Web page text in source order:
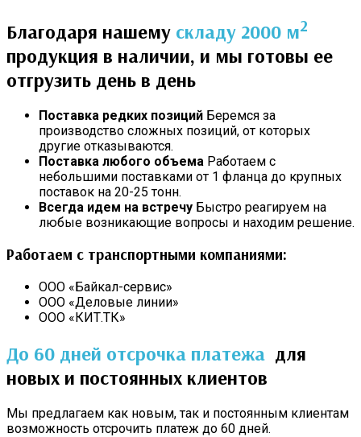
Благодаря нашему складу 2000 м2
продукция в наличии, и мы готовы ее
отгрузить день в день
Поставка редких позиций Беремся за
производство сложных позиций, от которых
другие отказываются.
Поставка любого объема Работаем с
небольшими поставками от 1 фланца до крупных
поставок на 20-25 тонн.
Всегда идем на встречу Быстро реагируем на
любые возникающие вопросы и находим решение.
Работаем с транспортными компаниями:
ООО «Байкал-сервис»
ООО «Деловые линии»
ООО «КИТ.ТК»
До 60 дней отсрочка платежа для
новых и постоянных клиентов
Мы предлагаем как новым, так и постоянным клиентам
возможность отсрочить платеж до 60 дней.